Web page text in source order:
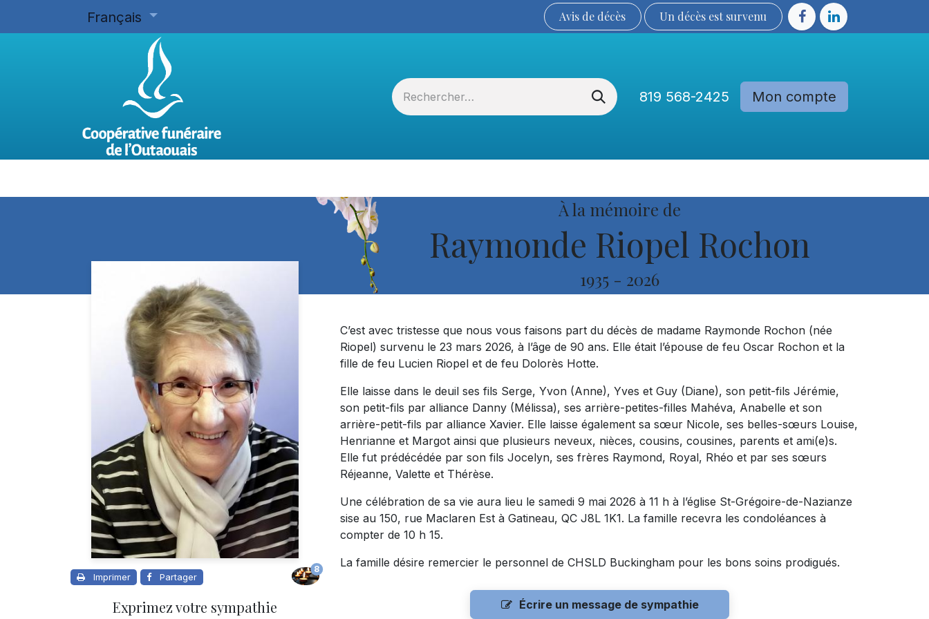
Français Avis de décès Un décès est sur​​​​​​​​ve​nu​​​​​​​​​​
819 568-2425 Mon compte
À la mémoire de
Raymonde Riopel Rochon
1935 - 2026
Imprimer Partager
8
Exprimez votre sympathie
C’est avec tristesse que nous vous faisons part du décès de madame Raymonde Rochon (née
Riopel) survenu le 23 mars 2026, à l’âge de 90 ans. Elle était l’épouse de feu Oscar Rochon et la
fille de feu Lucien Riopel et de feu Dolorès Hotte.
Elle laisse dans le deuil ses fils Serge, Yvon (Anne), Yves et Guy (Diane), son petit-fils Jérémie,
son petit-fils par alliance Danny (Mélissa), ses arrière-petites-filles Mahéva, Anabelle et son
arrière-petit-fils par alliance Xavier. Elle laisse également sa sœur Nicole, ses belles-sœurs Louise,
Henrianne et Margot ainsi que plusieurs neveux, nièces, cousins, cousines, parents et ami(e)s.
Elle fut prédécédée par son fils Jocelyn, ses frères Raymond, Royal, Rhéo et par ses sœurs
Réjeanne, Valette et Thérèse.
Une célébration de sa vie aura lieu le samedi 9 mai 2026 à 11 h à l’église St-Grégoire-de-Nazianze
sise au 150, rue Maclaren Est à Gatineau, QC J8L 1K1. La famille recevra les condoléances à
compter de 10 h 15.
La famille désire remercier le personnel de CHSLD Buckingham pour les bons soins prodigués.
Écrire un message de sympathie